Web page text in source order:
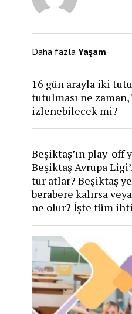
Daha fazla Yaşam
16 gün arayla iki
tutulması ne zaman,
izlenebilecek mi?
Beşiktaş’ın play-off
Beşiktaş Avrupa
tur atlar? Beşiktaş
berabere kalırsa
ne olur? İşte tüm